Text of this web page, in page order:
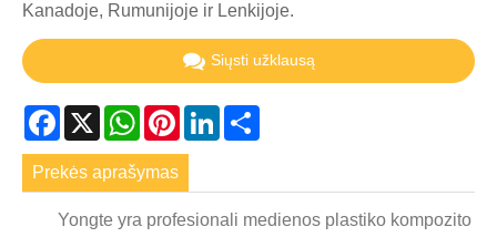
Kanadoje, Rumunijoje ir Lenkijoje.
Siųsti užklausą
Facebook
X WhatsApp
PinterestLinkedIn
Prekės aprašymas
Yongte yra profesionali medienos plastiko kompozito